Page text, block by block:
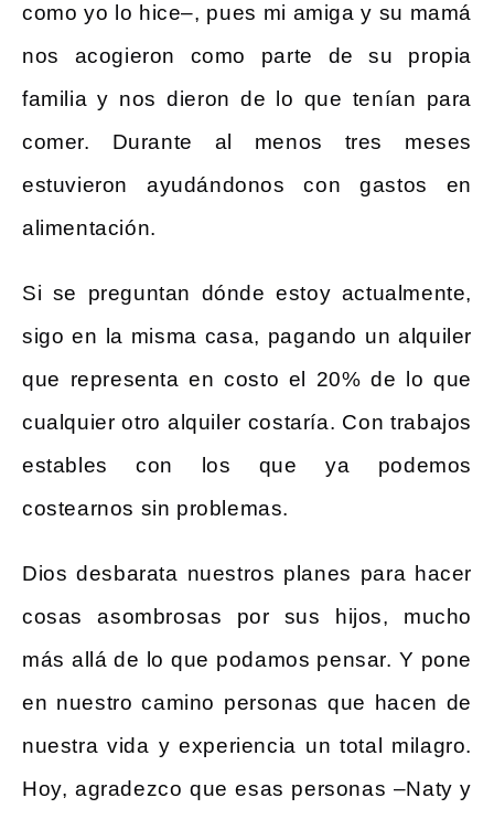
como yo lo hice–, pues mi amiga y su mamá
nos acogieron como parte de su propia
familia y nos dieron de lo que tenían para
comer. Durante al menos tres meses
estuvieron ayudándonos con gastos en
alimentación.
Si se preguntan dónde estoy actualmente,
sigo en la misma casa, pagando un alquiler
que representa en costo el 20% de lo que
cualquier otro alquiler costaría. Con trabajos
estables con los que ya podemos
costearnos sin problemas.
Dios desbarata nuestros planes para hacer
cosas asombrosas por sus hijos, mucho
más allá de lo que podamos pensar. Y pone
en nuestro camino personas que hacen de
nuestra vida y experiencia un total milagro.
Hoy, agradezco que esas personas –Naty y